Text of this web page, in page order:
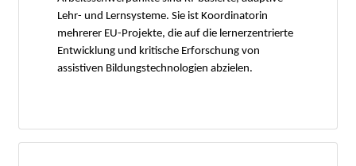
Lehr- und Lernsysteme. Sie ist Koordinatorin
mehrerer EU-Projekte, die auf die lernerzentrierte
Entwicklung und kritische Erforschung von
assistiven Bildungstechnologien abzielen.